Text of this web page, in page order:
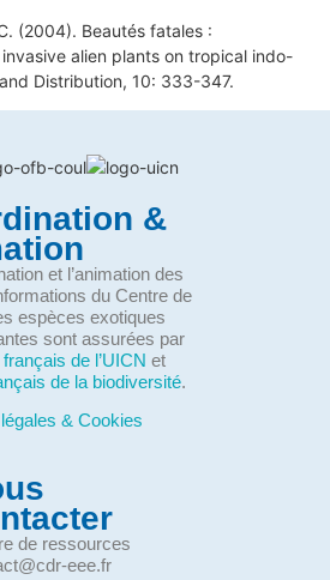
(2004). Beautés fatales :
alien plants on tropical indo-
Distribution, 10: 333-347.
&
et l’animation des
du Centre de
espèces exotiques
sont assurées par
de l’UICN et
de la biodiversité.
& Cookies
de ressources
eee.fr